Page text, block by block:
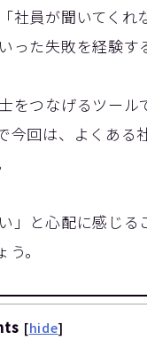
社員が聞いてくれ
った失敗を経験す
をつなげるツー
今回は、よくあ
」と心配に感じ
。
[hide]